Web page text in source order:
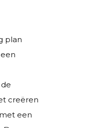
plan
creëren
een